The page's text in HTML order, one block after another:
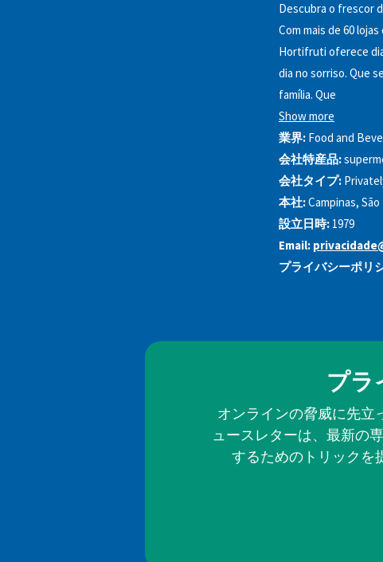
Descubra o frescor
Com mais de 60
Hortifruti oferece
dia no sorriso. Que
família. Que
Show more
業界: Food and
会社特産品:
会社タイプ:
本社:Campinas, São
設立日時: 1979
Email:
プライバシーポリ
プラ
オンラインの脅威に先立
ュースレターは、最新の
するためのトリックを